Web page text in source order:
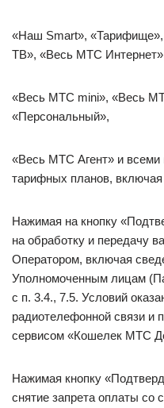
«Наш Smart»,
ТВ», «Весь МТС
«Весь МТС mini», «Весь
«Персональный»,
«Весь МТС Агент» и
тарифных планов, включая
Нажимая на кнопку
на обработку и передачу
Оператором, включая
Уполномоченным лицам
с п. 3.4., 7.5. Условий
радиотелефонной связи и
сервисом «Кошелек МТС
Нажимая кнопку
снятие запрета оплаты